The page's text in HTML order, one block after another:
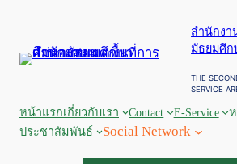
สำนักงา
มัธยมศึ
THE
SERVICE
หน้าแรกเกี่ยวกับเรา Contact E-Service
ประชาสัมพันธ์
Social Network